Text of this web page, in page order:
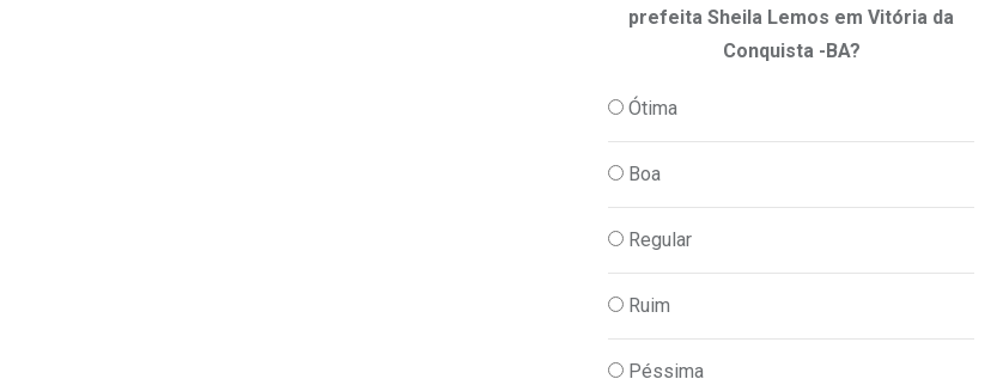
prefeita Sheila Lemos em Vitória da
Conquista -BA?
Ótima
Boa
Regular
Ruim
Péssima